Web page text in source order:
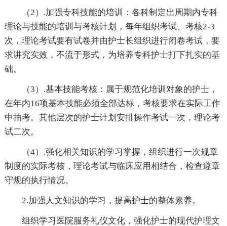
（2）.加强专科技能的培训：各科制定出周期内专科
理论与技能的培训与考核计划，每年组织考试、考核2-3
次，理论考试要有试卷并由护士长组织进行闭卷考试，要
求讲究实效，不流于形式，为培养专科护士打下扎实的基
础。
（3）.基本技能考核：属于规范化培训对象的护士，
在年内16项基本技能必须全部达标，考核要求在实际工作
中抽考。其他层次的护士计划安排操作考试一次，理论考
试二次。
（4）.强化相关知识的学习掌握，组织进行一次规章
制度的实际考核，理论考试与临床应用相结合，检查遵章
守规的执行情况。
2.加强人文知识的学习，提高护士的整体素养。
组织学习医院服务礼仪文化，强化护士的现代护理文